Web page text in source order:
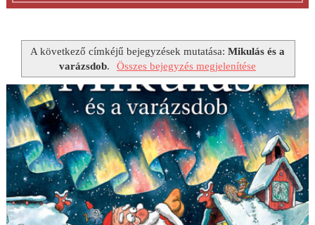
A következő címkéjű bejegyzések mutatása: Mikulás és a
varázsdob. Összes bejegyzés megjelenítése